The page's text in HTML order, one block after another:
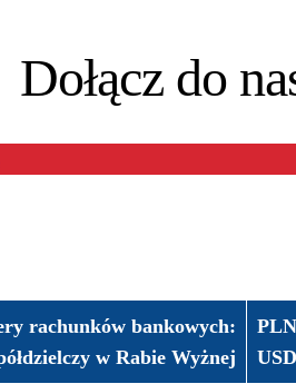
Dołącz do
rachunków bankowych:
w Rabie Wyżnej